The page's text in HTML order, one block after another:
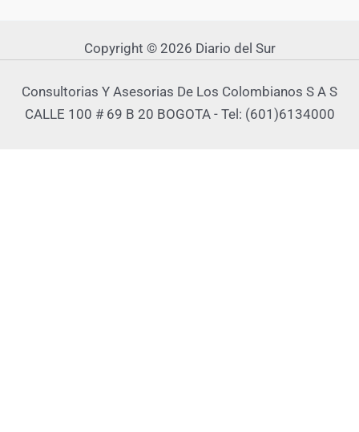
Copyright © 2026 Diario del Sur
Consultorias Y Asesorias De Los Colombianos S A S
CALLE 100 # 69 B 20 BOGOTA - Tel: (601)6134000